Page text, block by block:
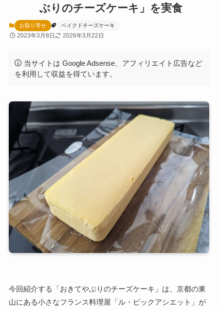
ぶりのチーズケーキ」を実食
お取り寄せ ベイクドチーズケーキ
2023年3月8日 2026年3月22日
当サイトは Google Adsense、アフィリエイト広告など
を利用して収益を得ています。
今回紹介する「おきてやぶりのチーズケーキ」は、京都の東
山にある小さなフランス料理屋「ル・ピックアシエット」が